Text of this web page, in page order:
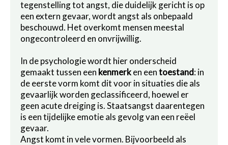
tegenstelling tot angst, die duidelijk gericht is op
een extern gevaar, wordt angst als onbepaald
beschouwd. Het overkomt mensen meestal
ongecontroleerd en onvrijwillig.
In de psychologie wordt hier onderscheid
gemaakt tussen een kenmerken eentoestand: in
de eerste vorm komt dit voor in situaties die als
gevaarlijk worden geclassificeerd, hoewel er
geen acute dreiging is. Staatsangst daarentegen
is een tijdelijke emotie als gevolg van een reëel
gevaar.
Angst komt in vele vormen. Bijvoorbeeld als